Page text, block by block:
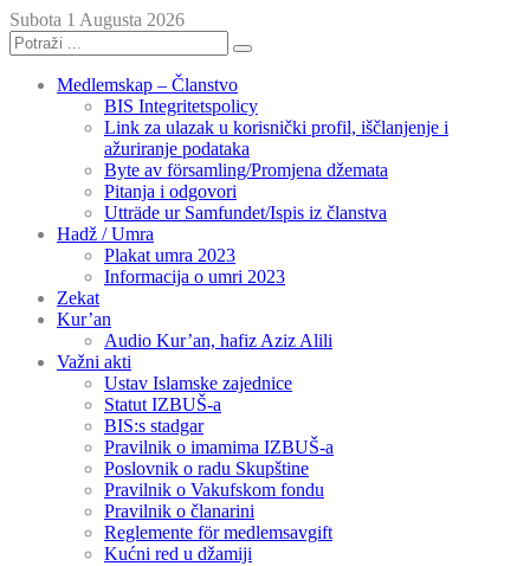
Subota 1 Augusta 2026
Medlemskap – Članstvo
BIS Integritetspolicy
Link za ulazak u korisnički profil, iščlanjenje i
ažuriranje podataka
Byte av församling/Promjena džemata
Pitanja i odgovori
Utträde ur Samfundet/Ispis iz članstva
Hadž / Umra
Plakat umra 2023
Informacija o umri 2023
Zekat
Kur’an
Audio Kur’an, hafiz Aziz Alili
Važni akti
Ustav Islamske zajednice
Statut IZBUŠ-a
BIS:s stadgar
Pravilnik o imamima IZBUŠ-a
Poslovnik o radu Skupštine
Pravilnik o Vakufskom fondu
Pravilnik o članarini
Reglemente för medlemsavgift
Kućni red u džamiji